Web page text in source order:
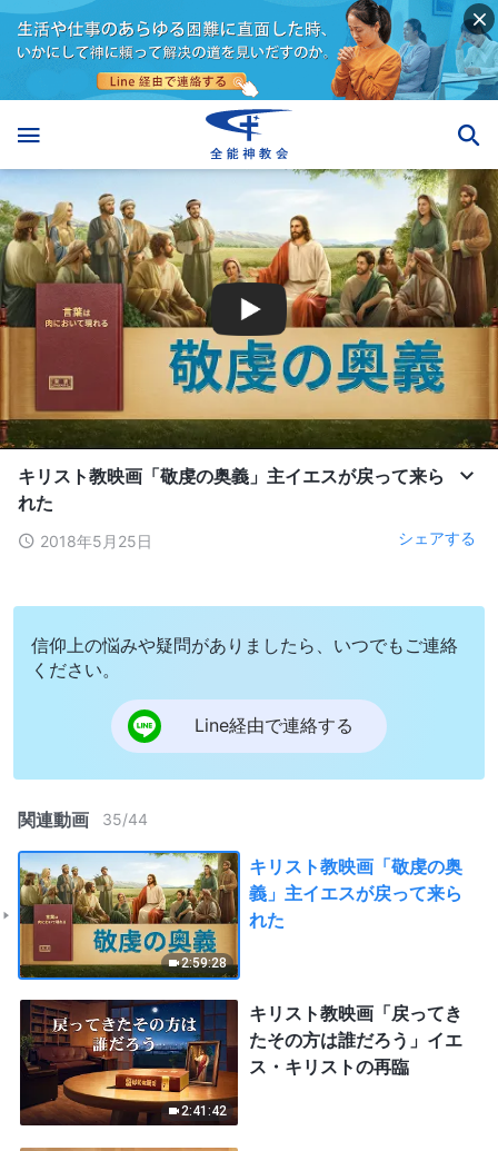
キリスト教映画「敬虔の奥義」主イエスが戻って来ら
れた
2018年5月25日 シェアする
信仰上の悩みや疑問がありましたら、いつでもご連絡
ください。
Line経由で連絡する
関連動画 35/44
2:59:28
キリスト教映画「敬虔の奥
義」主イエスが戻って来ら
れた
2:41:42
キリスト教映画「戻ってき
たその方は誰だろう」イエ
ス・キリストの再臨